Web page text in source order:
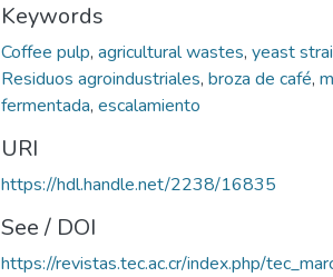
Keywords
Coffee pulp, agricultural wastes, yeast
Residuos agroindustriales, broza de café,
fermentada, escalamiento
URI
https://hdl.handle.net/2238/16835
See / DOI
https://revistas.tec.ac.cr/index.php/